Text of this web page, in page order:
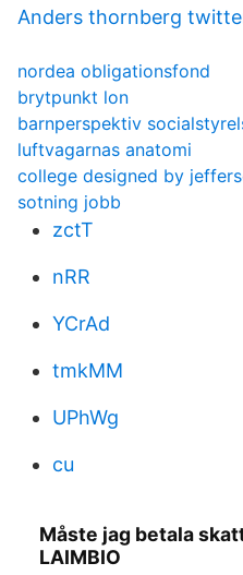
Anders thornberg
nordea obligationsfond
brytpunkt lon
barnperspektiv
luftvagarnas anatomi
college designed by
sotning jobb
zctT
nRR
YCrAd
tmkMM
UPhWg
cu
Måste jag betala
LAIMBIO